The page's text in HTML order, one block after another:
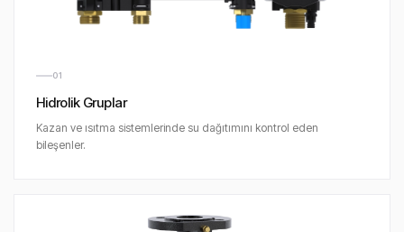
01
Hidrolik Gruplar
Kazan ve ısıtma sistemlerinde su dağıtımını kontrol eden
bileşenler.